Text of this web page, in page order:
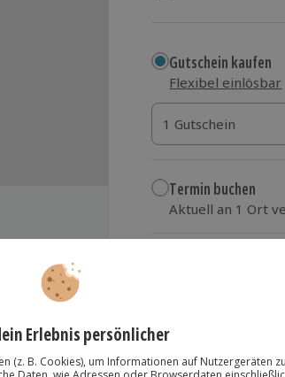
Gutschein kaufen
Flexibel einlösbar
1 Gutschein
1 Gutschein
1 Gutschein
Termin buchen
Aktuell an 1 Ort
Wähle im nächsten